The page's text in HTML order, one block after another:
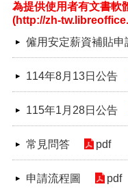
為提供使用者有文書軟
(http://zh-
僱用安定薪資補貼申
114年8月13日公告
115年1月28日公告
常見問答 pdf
申請流程圖 pdf